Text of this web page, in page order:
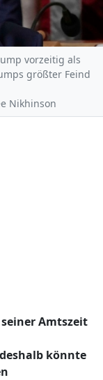
vorzeitig als
größter Feind
Nikhinson
Amtszeit
könnte